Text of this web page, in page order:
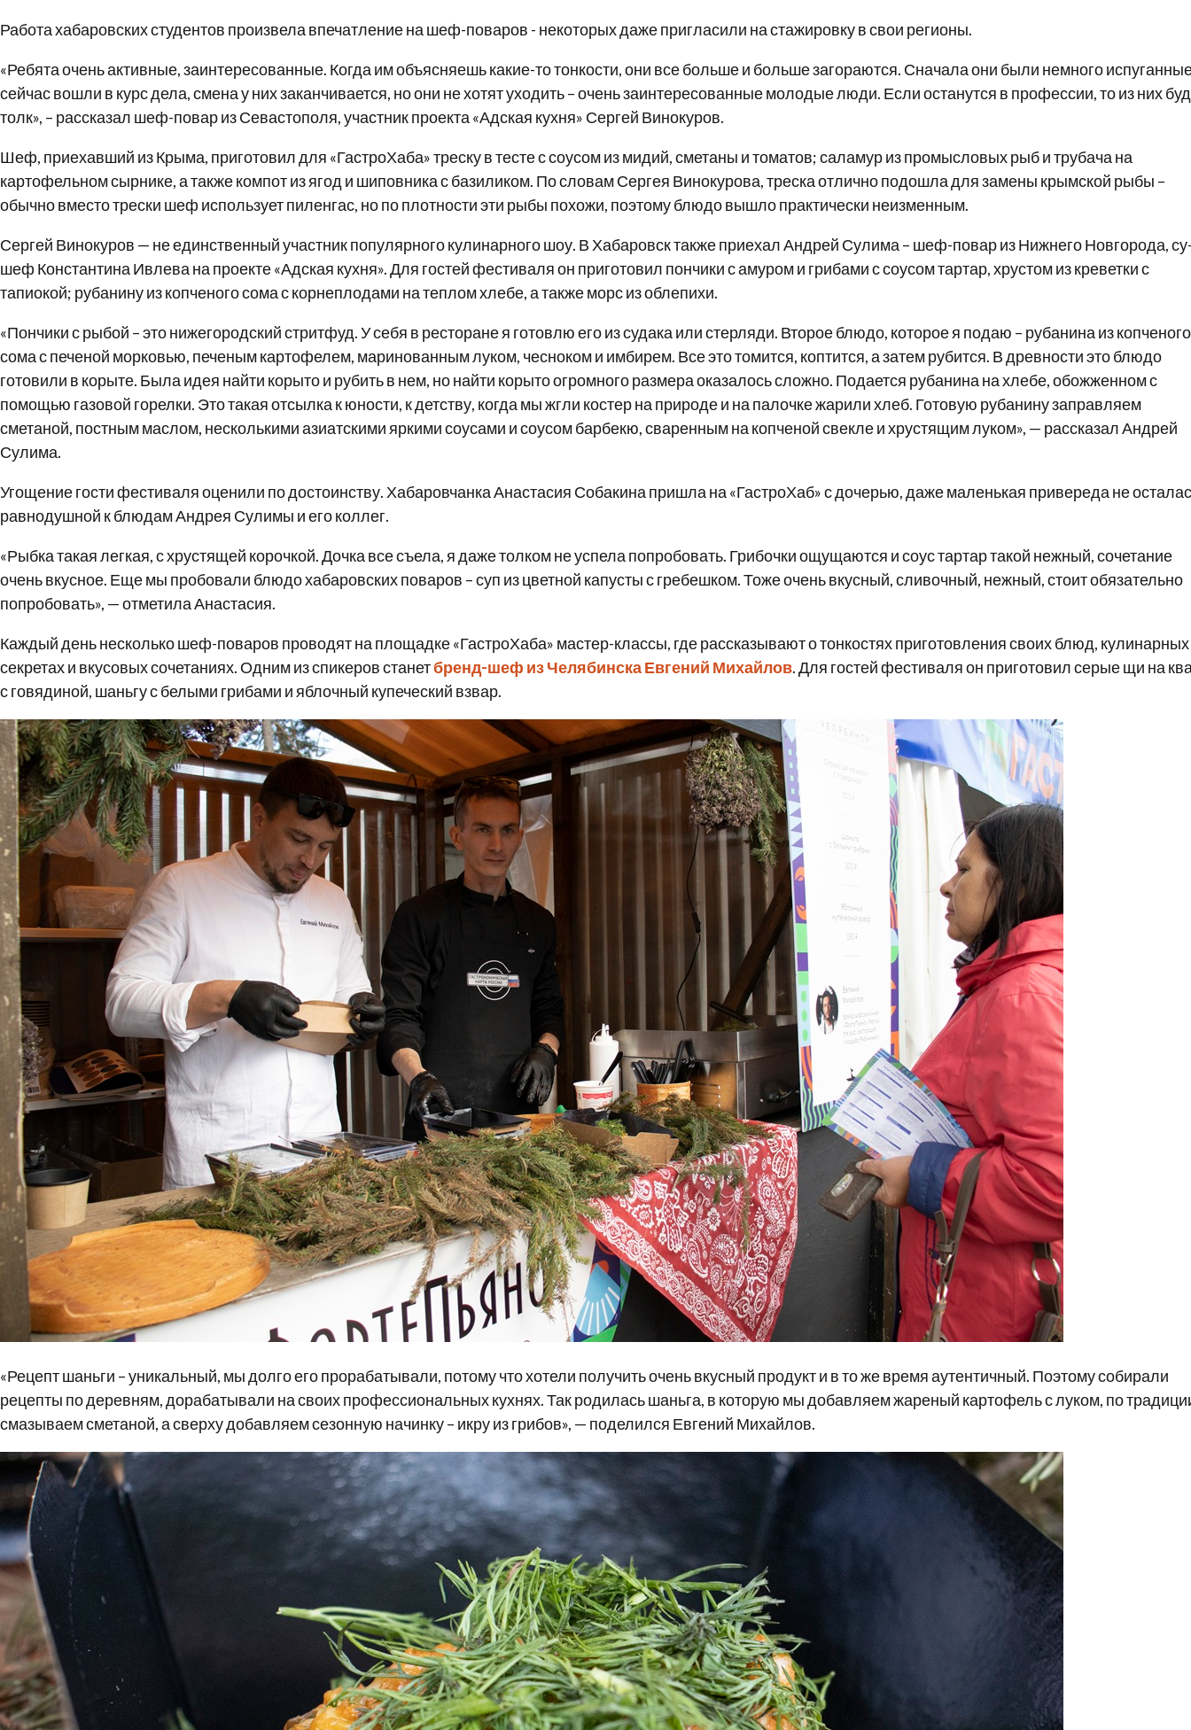
Работа хабаровских студентов произвела впечатление на шеф-поваров - некоторых даже пригласили на стажировку в свои регионы.
«Ребята очень активные, заинтересованные. Когда им объясняешь какие-то тонкости, они все больше и больше загораются. Сначала они были немного
сейчас вошли в курс дела, смена у них заканчивается, но они не хотят уходить – очень заинтересованные молодые люди. Если останутся в профессии, то из них
толк», – рассказал шеф-повар из Севастополя, участник проекта «Адская кухня» Сергей Винокуров.
Шеф, приехавший из Крыма, приготовил для «ГастроХаба» треску в тесте с соусом из мидий, сметаны и томатов; саламур из промысловых рыб и трубача на
картофельном сырнике, а также компот из ягод и шиповника с базиликом. По словам Сергея Винокурова, треска отлично подошла для замены крымской рыбы –
обычно вместо трески шеф использует пиленгас, но по плотности эти рыбы похожи, поэтому блюдо вышло практически неизменным.
Сергей Винокуров — не единственный участник популярного кулинарного шоу. В Хабаровск также приехал Андрей Сулима – шеф-повар из Нижнего Новгорода,
шеф Константина Ивлева на проекте «Адская кухня». Для гостей фестиваля он приготовил пончики с амуром и грибами с соусом тартар, хрустом из креветки с
тапиокой; рубанину из копченого сома с корнеплодами на теплом хлебе, а также морс из облепихи.
«Пончики с рыбой – это нижегородский стритфуд. У себя в ресторане я готовлю его из судака или стерляди. Второе блюдо, которое я подаю – рубанина из копченого
сома с печеной морковью, печеным картофелем, маринованным луком, чесноком и имбирем. Все это томится, коптится, а затем рубится. В древности это блюдо
готовили в корыте. Была идея найти корыто и рубить в нем, но найти корыто огромного размера оказалось сложно. Подается рубанина на хлебе, обожженном с
помощью газовой горелки. Это такая отсылка к юности, к детству, когда мы жгли костер на природе и на палочке жарили хлеб. Готовую рубанину заправляем
сметаной, постным маслом, несколькими азиатскими яркими соусами и соусом барбекю, сваренным на копченой свекле и хрустящим луком», — рассказал Андрей
Сулима.
Угощение гости фестиваля оценили по достоинству. Хабаровчанка Анастасия Собакина пришла на «ГастроХаб» с дочерью, даже маленькая привереда не
равнодушной к блюдам Андрея Сулимы и его коллег.
«Рыбка такая легкая, с хрустящей корочкой. Дочка все съела, я даже толком не успела попробовать. Грибочки ощущаются и соус тартар такой нежный, сочетание
очень вкусное. Еще мы пробовали блюдо хабаровских поваров – суп из цветной капусты с гребешком. Тоже очень вкусный, сливочный, нежный, стоит обязательно
попробовать», — отметила Анастасия.
Каждый день несколько шеф-поваров проводят на площадке «ГастроХаба» мастер-классы, где рассказывают о тонкостях приготовления своих блюд, кулинарных
секретах и вкусовых сочетаниях. Одним из спикеров станетбренд-шеф из Челябинска Евгений Михайлов. Для гостей фестиваля он приготовил серые щи на
с говядиной, шаньгу с белыми грибами и яблочный купеческий взвар.
«Рецепт шаньги – уникальный, мы долго его прорабатывали, потому что хотели получить очень вкусный продукт и в то же время аутентичный. Поэтому собирали
рецепты по деревням, дорабатывали на своих профессиональных кухнях. Так родилась шаньга, в которую мы добавляем жареный картофель с луком, по
смазываем сметаной, а сверху добавляем сезонную начинку – икру из грибов», — поделился Евгений Михайлов.